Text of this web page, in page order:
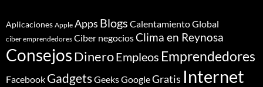
Aplicaciones Apple Apps Blogs Calentamiento Global
ciber emprendedores Ciber negociosClima en Reynosa
ConsejosDineroEmpleos Emprendedores
Facebook GadgetsGeeksGoogleGratis Internet